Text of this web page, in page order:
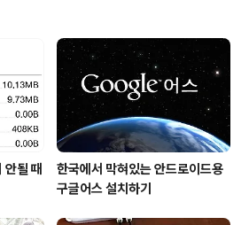
될 때
한국에서 막혀있는 안드로이드용
구글어스 설치하기